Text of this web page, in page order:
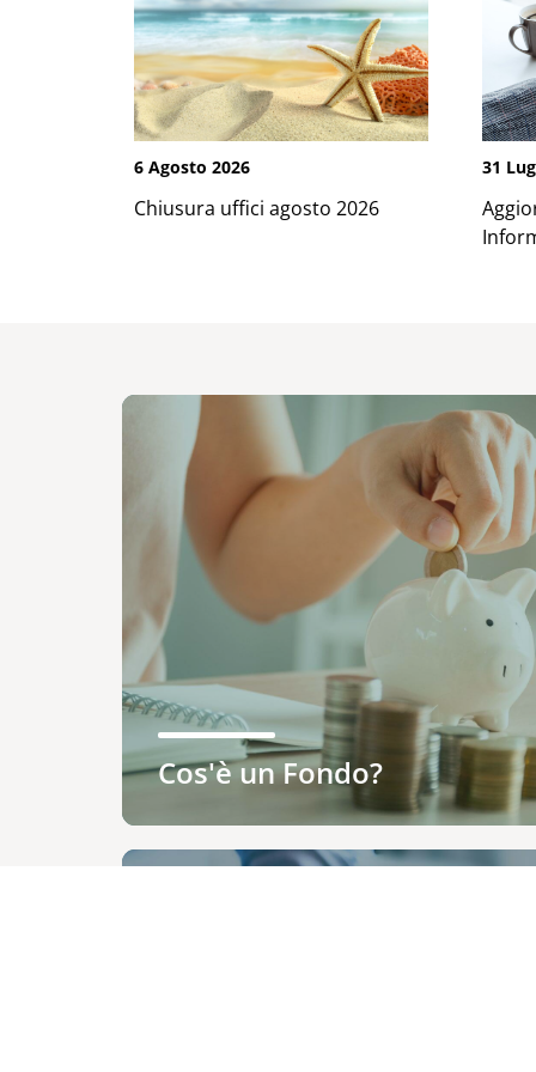
6 Agosto 2026
Chiusura uffici agosto 2026
31
Cos'è un Fondo?